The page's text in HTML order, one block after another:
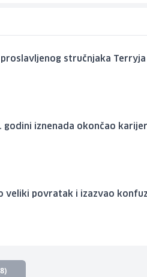
stručnjaka Terryja
godini iznenada okončao
veliki povratak i izazvao